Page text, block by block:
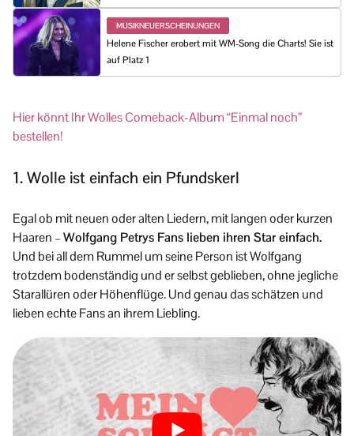
MUSIKNEUERSCHEINUNGEN
Helene Fischer erobert mit WM-Song die Charts! Sie ist
auf Platz 1
Hier könnt Ihr Wolles Comeback-Album “Einmal noch”
bestellen!
1. Wolle ist einfach ein Pfundskerl
Egal ob mit neuen oder alten Liedern, mit langen oder kurzen
Haaren –Wolfgang Petrys Fans lieben ihren Star einfach.
Und bei all dem Rummel um seine Person ist Wolfgang
trotzdem bodenständig und er selbst geblieben, ohne jegliche
Starallüren oder Höhenflüge. Und genau das schätzen und
lieben echte Fans an ihrem Liebling.